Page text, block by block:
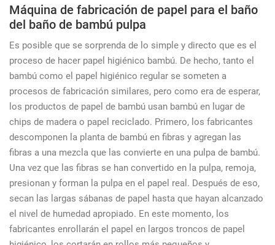
Máquina de fabricación de papel para el baño
del baño de bambú pulpa
Es posible que se sorprenda de lo simple y directo que es el
proceso de hacer papel higiénico bambú. De hecho, tanto el
bambú como el papel higiénico regular se someten a
procesos de fabricación similares, pero como era de esperar,
los productos de papel de bambú usan bambú en lugar de
chips de madera o papel reciclado. Primero, los fabricantes
descomponen la planta de bambú en fibras y agregan las
fibras a una mezcla que las convierte en una pulpa de bambú.
Una vez que las fibras se han convertido en la pulpa, remoja,
presionan y forman la pulpa en el papel real. Después de eso,
secan las largas sábanas de papel hasta que hayan alcanzado
el nivel de humedad apropiado. En este momento, los
fabricantes enrollarán el papel en largos troncos de papel